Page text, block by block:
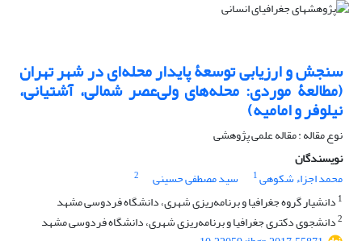
سنجش و ارزیابی توسعۀ پایدار محله‌ای در شهر تهران
(مطالعۀ موردی: محله‌های ولی‌عصر شمالی، آشتیانی،
نیلوفر و امامیه)
نوع مقاله : مقاله علمی پژوهشی
نویسندگان
محمد اجزاء شکوهی1 سید مصطفی حسینی
2
1 دانشیار گروه جغرافیا و برنامه‌ریزی شهری، دانشگاه فردوسی مشهد
2دانشجوی دکتری جغرافیا و برنامه‌ریزی شهری، دانشگاه فردوسی مشهد